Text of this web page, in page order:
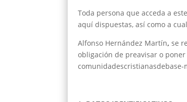
Toda persona que acceda a
aquí dispuestas, así como a
Alfonso Hernández Martín,se
obligación de preavisar o
comunidadescristianasdebase-